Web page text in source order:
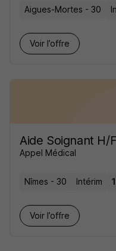
Aigues-Mortes - 30
Voir l’offre
Aide Soignant H/F
Appel Médical
Nîmes - 30 Intérim
Voir l’offre